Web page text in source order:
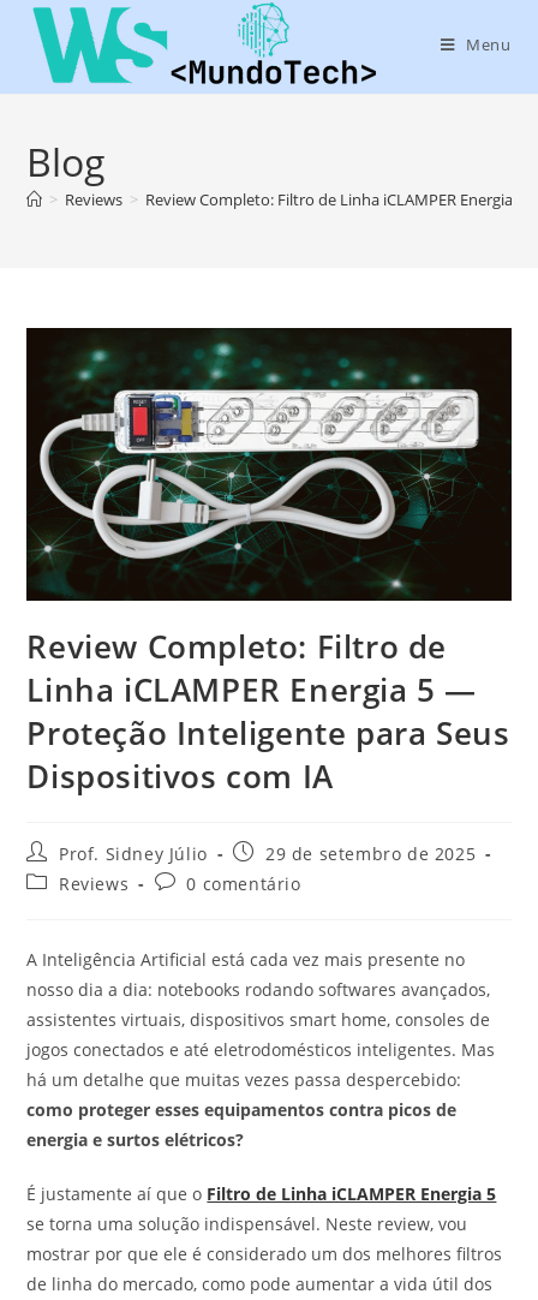
Menu
Blog
> Reviews > Review Completo: Filtro de Linha iCLAMPER Energia
Review Completo: Filtro de
Linha iCLAMPER Energia 5 —
Proteção Inteligente para Seus
Dispositivos com IA
Prof. Sidney Júlio
29 de setembro de 2025
Reviews
0 comentário
A Inteligência Artificial está cada vez mais presente no
nosso dia a dia: notebooks rodando softwares avançados,
assistentes virtuais, dispositivos smart home, consoles de
jogos conectados e até eletrodomésticos inteligentes. Mas
há um detalhe que muitas vezes passa despercebido:
como proteger esses equipamentos contra picos de
energia e surtos elétricos?
É justamente aí que o Filtro de Linha iCLAMPER Energia 5
se torna uma solução indispensável. Neste review, vou
mostrar por que ele é considerado um dos melhores filtros
de linha do mercado, como pode aumentar a vida útil dos